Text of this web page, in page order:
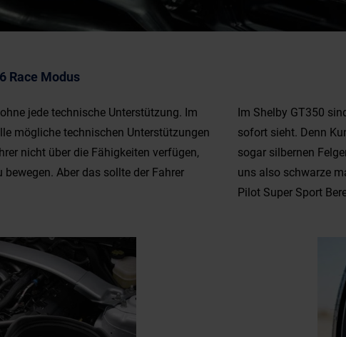
Race Modus
jede technische Unterstützung. Im
mögliche technischen Unterstützungen
nicht über die Fähigkeiten verfügen,
Aber das sollte der Fahrer
Im Shelby GT350
sofort sieht. Denn
sogar silbernen
uns also schwarze
Pilot Super Sport